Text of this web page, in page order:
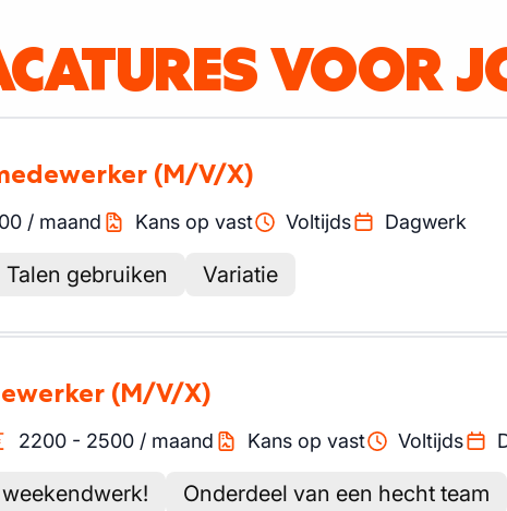
VOOR
(M/V/X)
/ maand Kans op vast Voltijds Dagwerk
Talen gebruiken Variatie
(M/V/X)
2200 - 2500 / maand Kans op vast Voltijds
Onderdeel van een hecht team